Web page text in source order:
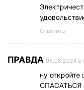
Ответить
ПРАВДА 05.08.2024 в
ну
СПАСАТЬСЯ